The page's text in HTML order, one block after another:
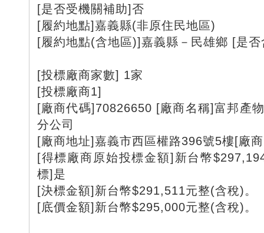
[是否受機關補助]否
[履約地點]嘉義縣(非原住民地區)
[履約地點(含地區)]嘉義縣－民雄鄉 [是
[投標廠商家數] 1家
[投標廠商1]
[廠商代碼]70826650 [廠商名稱]富邦產
分公司
[廠商地址]嘉義市西區權路396號5樓[廠
[得標廠商原始投標金額]新台幣
標]是
[決標金額]新台幣$291,511元整(含稅)。
[底價金額]新台幣$295,000元整(含稅)。